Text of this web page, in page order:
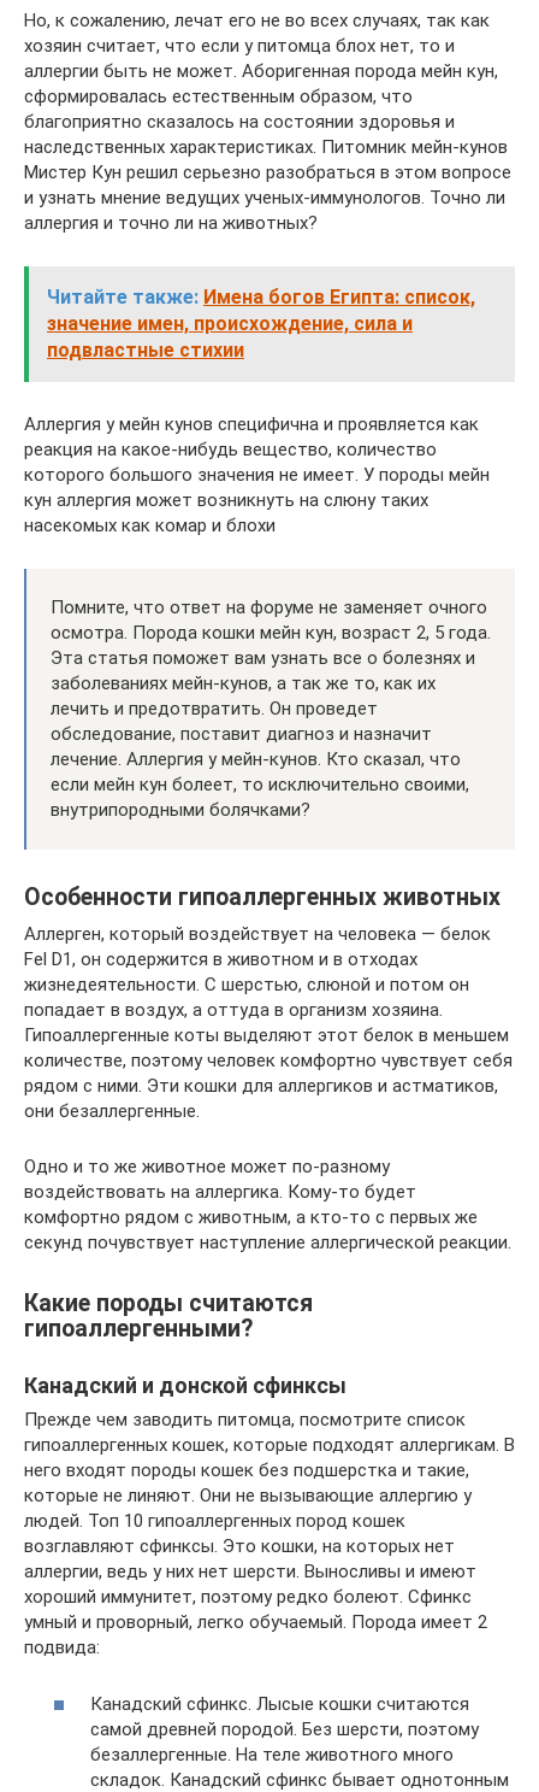
Но, к сожалению, лечат его не во всех случаях, так как
хозяин считает, что если у питомца блох нет, то и
аллергии быть не может. Аборигенная порода мейн кун,
сформировалась естественным образом, что
благоприятно сказалось на состоянии здоровья и
наследственных характеристиках. Питомник мейн-кунов
Мистер Кун решил серьезно разобраться в этом вопросе
и узнать мнение ведущих ученых-иммунологов. Точно ли
аллергия и точно ли на животных?
Читайте также: Имена богов Египта: список,
значение имен, происхождение, сила и
подвластные стихии
Аллергия у мейн кунов специфична и проявляется как
реакция на какое-нибудь вещество, количество
которого большого значения не имеет. У породы мейн
кун аллергия может возникнуть на слюну таких
насекомых как комар и блохи
Помните, что ответ на форуме не заменяет очного
осмотра. Порода кошки мейн кун, возраст 2, 5 года.
Эта статья поможет вам узнать все о болезнях и
заболеваниях мейн-кунов, а так же то, как их
лечить и предотвратить. Он проведет
обследование, поставит диагноз и назначит
лечение. Аллергия у мейн-кунов. Кто сказал, что
если мейн кун болеет, то исключительно своими,
внутрипородными болячками?
Особенности гипоаллергенных животных
Аллерген, который воздействует на человека — белок
Fel D1, он содержится в животном и в отходах
жизнедеятельности. С шерстью, слюной и потом он
попадает в воздух, а оттуда в организм хозяина.
Гипоаллергенные коты выделяют этот белок в меньшем
количестве, поэтому человек комфортно чувствует себя
рядом с ними. Эти кошки для аллергиков и астматиков,
они безаллергенные.
Одно и то же животное может по-разному
воздействовать на аллергика. Кому-то будет
комфортно рядом с животным, а кто-то с первых же
секунд почувствует наступление аллергической реакции.
Какие породы считаются
гипоаллергенными?
Канадский и донской сфинксы
Прежде чем заводить питомца, посмотрите список
гипоаллергенных кошек, которые подходят аллергикам. В
него входят породы кошек без подшерстка и такие,
которые не линяют. Они не вызывающие аллергию у
людей. Топ 10 гипоаллергенных пород кошек
возглавляют сфинксы. Это кошки, на которых нет
аллергии, ведь у них нет шерсти. Выносливы и имеют
хороший иммунитет, поэтому редко болеют. Сфинкс
умный и проворный, легко обучаемый. Порода имеет 2
подвида:
Канадский сфинкс. Лысые кошки считаются
самой древней породой. Без шерсти, поэтому
безаллергенные. На теле животного много
складок. Канадский сфинкс бывает однотонным